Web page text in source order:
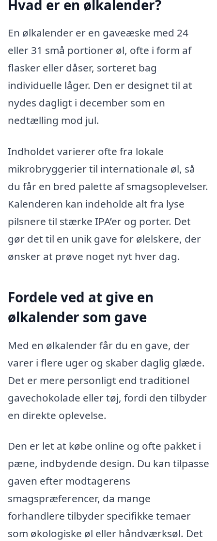
Hvad er en ølkalender?
En ølkalender er en gaveæske med 24
eller 31 små portioner øl, ofte i form af
flasker eller dåser, sorteret bag
individuelle låger. Den er designet til at
nydes dagligt i december som en
nedtælling mod jul.
Indholdet varierer ofte fra lokale
mikrobryggerier til internationale øl, så
du får en bred palette af smagsoplevelser.
Kalenderen kan indeholde alt fra lyse
pilsnere til stærke IPA’er og porter. Det
gør det til en unik gave for ølelskere, der
ønsker at prøve noget nyt hver dag.
Fordele ved at give en
ølkalender som gave
Med en ølkalender får du en gave, der
varer i flere uger og skaber daglig glæde.
Det er mere personligt end traditionel
gavechokolade eller tøj, fordi den tilbyder
en direkte oplevelse.
Den er let at købe online og ofte pakket i
pæne, indbydende design. Du kan tilpasse
gaven efter modtagerens
smagspræferencer, da mange
forhandlere tilbyder specifikke temaer
som økologiske øl eller håndværksøl. Det